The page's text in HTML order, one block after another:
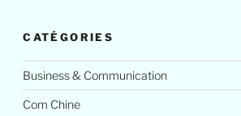
CATÉGORIES
Business & Communication
Com Chine